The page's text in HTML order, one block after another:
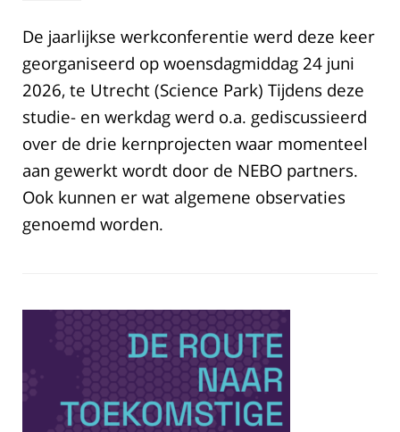
De jaarlijkse werkconferentie werd deze keer
georganiseerd op woensdagmiddag 24 juni
2026, te Utrecht (Science Park) Tijdens deze
studie- en werkdag werd o.a. gediscussieerd
over de drie kernprojecten waar momenteel
aan gewerkt wordt door de NEBO partners.
Ook kunnen er wat algemene observaties
genoemd worden.